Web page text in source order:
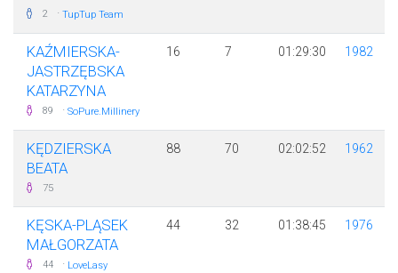
2 · TupTup Team
KAŹMIERSKA-
JASTRZĘBSKA
KATARZYNA
89 · SoPure.Millinery
16 7 01:29:30 1982
KĘDZIERSKA
BEATA
75
88 70 02:02:52 1962
KĘSKA-PLĄSEK
MAŁGORZATA
44 · LoveLasy
44 32 01:38:45 1976